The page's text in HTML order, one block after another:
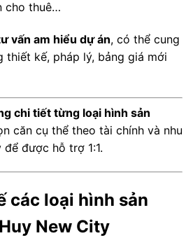
cho thuê…
vấn am hiểu dự án, có thể cung
thiết kế, pháp lý, bảng giá mới
chi tiết từng loại hình sản
căn cụ thể theo tài chính và nhu
được hỗ trợ 1:1.
các loại hình sản
New City